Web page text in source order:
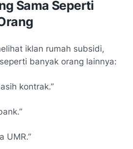
Sama Seperti
iklan rumah subsidi,
banyak orang lainnya:
kontrak.”
UMR.”